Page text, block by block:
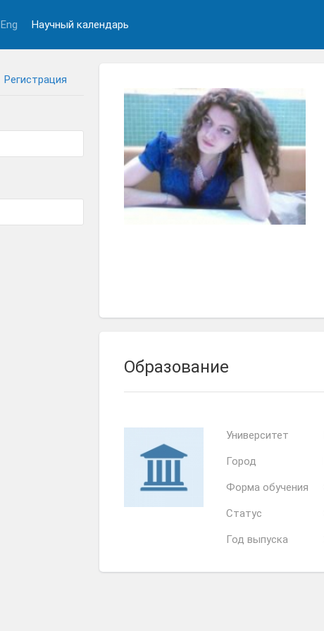
Eng Научный календарь
Регистрация
Образование
Университет
Город
Форма обучения
Статус
Год выпуска